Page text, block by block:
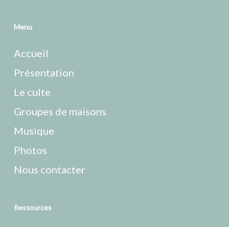
Menu
Accueil
Présentation
Le culte
Groupes de maisons
Musique
Photos
Nous contacter
Ressources